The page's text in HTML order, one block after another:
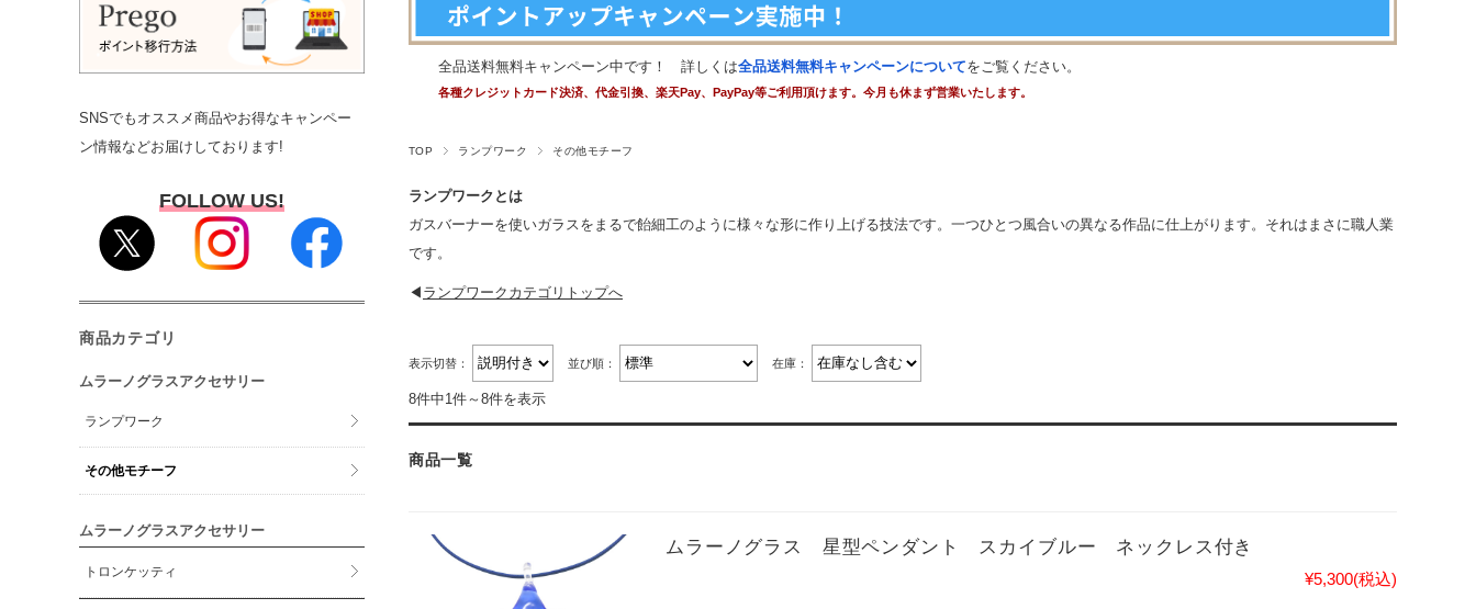
全品送料無料キャンペーン中です！ 詳しくは全品送料無料キャンペーンについてをご覧ください。
各種クレジットカード決済、代金引換、楽天Pay、PayPay等ご利用頂けます。今月も休まず営業いたします。
TOP ランプワーク その他モチーフ
ランプワークとは
ガスバーナーを使いガラスをまるで飴細工のように様々な形に作り上げる技法です。一つひとつ風合いの異なる作品に仕上がります。それはまさに職人業
です。
◀ ランプワークカテゴリトップへ
表示切替： 並び順： 在庫：
8件中1件～8件を表示
商品一覧
ムラーノグラス 星型ペンダント スカイブルー ネックレス付き
¥5,300(税込)
SNSでもオススメ商品やお得なキャンペー
ン情報などお届けしております!
FOLLOW US!
商品カテゴリ
ムラーノグラスアクセサリー
ランプワーク
その他モチーフ
ムラーノグラスアクセサリー
トロンケッティ